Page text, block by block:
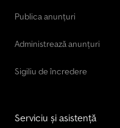
Publica anunțuri
Administrează anunțuri
Sigiliu de încredere
Serviciu și asistență